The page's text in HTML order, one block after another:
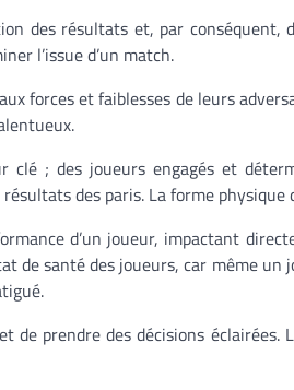
des résultats et, par conséquent,
l’issue d’un match.
forces et faiblesses de leurs
; des joueurs engagés et
des paris. La forme
d’un joueur, impactant
de santé des joueurs, car même
de prendre des décisions